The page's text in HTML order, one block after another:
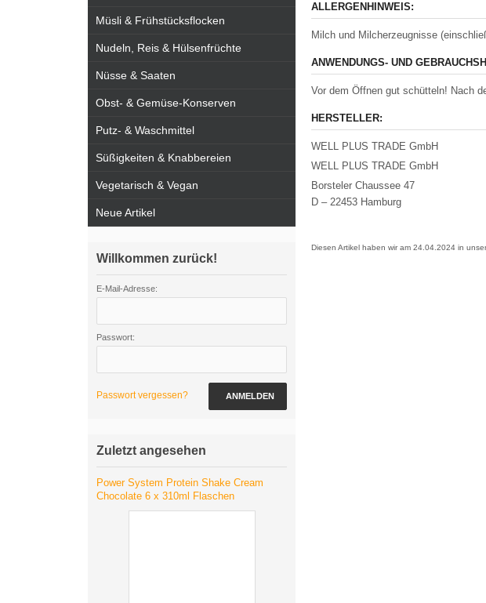
ALLERGENHINWEIS:
Milch und Milcherzeugnisse
ANWENDUNGS- UND
Vor dem Öffnen gut schütteln! Nach
HERSTELLER:
WELL PLUS TRADE GmbH
WELL PLUS TRADE GmbH
Borsteler Chaussee 47
D – 22453 Hamburg
Diesen Artikel haben wir am 24.04.2024 in
Müsli & Frühstücksflocken
Nudeln, Reis & Hülsenfrüchte
Nüsse & Saaten
Obst- & Gemüse-Konserven
Putz- & Waschmittel
Süßigkeiten & Knabbereien
Vegetarisch & Vegan
Neue Artikel
Willkommen zurück!
E-Mail-Adresse:
Passwort:
Passwort vergessen? ANMELDEN
Zuletzt angesehen
Power System Protein Shake Cream
Chocolate 6 x 310ml Flaschen